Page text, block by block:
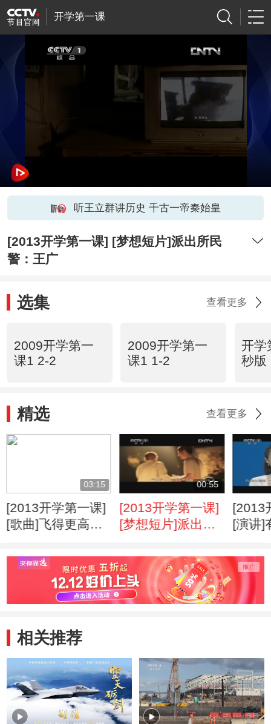
开学第一课
听王立群讲历史 千古一帝秦始皇
[2013开学第一课] [梦想短片]派出所民
警：王广
选集 查看更多
2009开学第一
课1 2-2
2009开学第一
课1 1-2
开学
秒版
精选 查看更多
03:15
[2013开学第一课]
[歌曲]飞得更高：
00:55
[2013开学第一课]
[梦想短片]派出所
[2013
[演讲]
相关推荐